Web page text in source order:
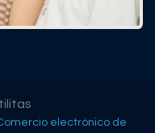
electrónico de